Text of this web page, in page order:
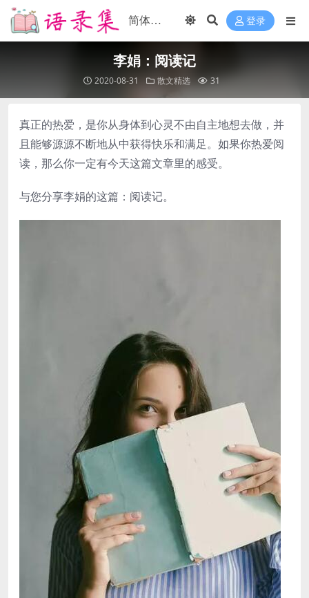
登录
李娟：阅读记
2020-08-31 散文精选 31
真正的热爱，是你从身体到心灵不由自主地想去做，并
且能够源源不断地从中获得快乐和满足。如果你热爱阅
读，那么你一定有今天这篇文章里的感受。
与您分享李娟的这篇：阅读记。